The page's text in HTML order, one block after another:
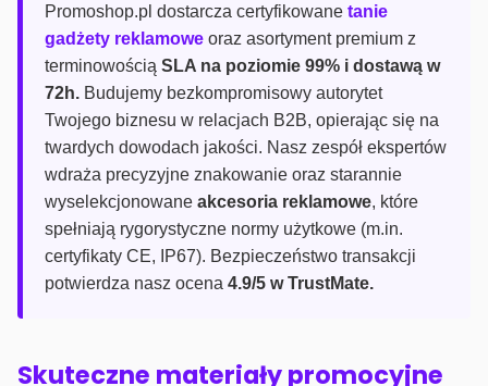
Promoshop.pl dostarcza certyfikowane tanie
gadżety reklamowe oraz asortyment premium z
terminowością SLA na poziomie 99% i dostawą w
72h. Budujemy bezkompromisowy autorytet
Twojego biznesu w relacjach B2B, opierając się na
twardych dowodach jakości. Nasz zespół ekspertów
wdraża precyzyjne znakowanie oraz starannie
wyselekcjonowane akcesoria reklamowe, które
spełniają rygorystyczne normy użytkowe (m.in.
certyfikaty CE, IP67). Bezpieczeństwo transakcji
potwierdza nasz ocena 4.9/5 w TrustMate.
Skuteczne materiały promocyjne